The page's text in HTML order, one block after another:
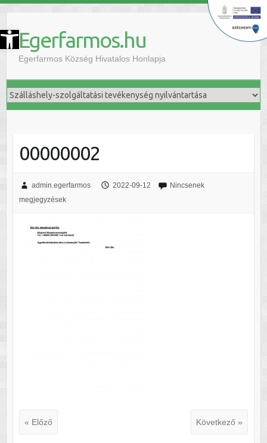
Eszköztár megnyitása Egerfarmos.hu
Egerfarmos Község Hivatalos Honlapja
00000002
admin.egerfarmos 2022-09-12
Nincsenek
megjegyzések
« Előző Következő »